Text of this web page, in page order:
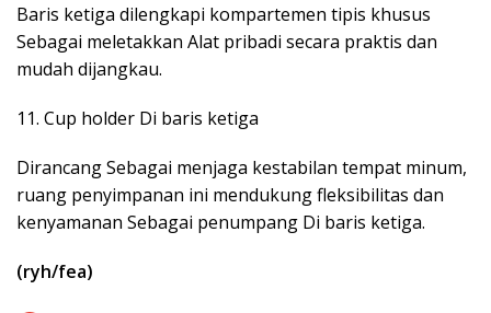
Baris ketiga dilengkapi kompartemen tipis khusus
Sebagai meletakkan Alat pribadi secara praktis dan
mudah dijangkau.
11. Cup holder Di baris ketiga
Dirancang Sebagai menjaga kestabilan tempat minum,
ruang penyimpanan ini mendukung fleksibilitas dan
kenyamanan Sebagai penumpang Di baris ketiga.
(ryh/fea)